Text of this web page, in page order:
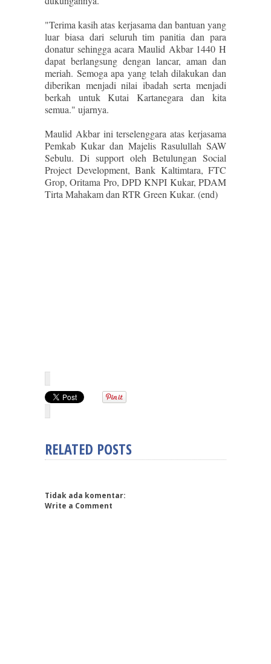
"Terima kasih atas kerjasama dan bantuan yang
luar biasa dari seluruh tim panitia dan para
donatur sehingga acara Maulid Akbar 1440 H
dapat berlangsung dengan lancar, aman dan
meriah. Semoga apa yang telah dilakukan dan
diberikan menjadi nilai ibadah serta menjadi
berkah untuk Kutai Kartanegara dan kita
semua." ujarnya.
Maulid Akbar ini terselenggara atas kerjasama
Pemkab Kukar dan Majelis Rasulullah SAW
Sebulu. Di support oleh Betulungan Social
Project Development, Bank Kaltimtara, FTC
Grop, Oritama Pro, DPD KNPI Kukar, PDAM
Tirta Mahakam dan RTR Green Kukar. (end)
RELATED POSTS
Tidak ada komentar:
Write a Comment